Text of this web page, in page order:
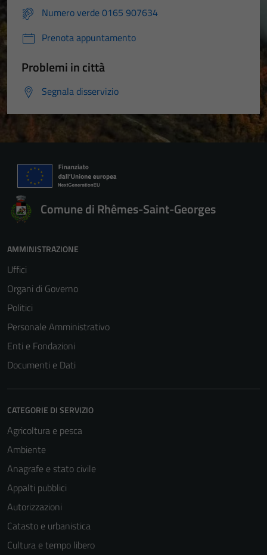
Numero verde 0165 907634
Prenota appuntamento
Problemi in città
Segnala disservizio
Comune di Rhêmes-Saint-Georges
AMMINISTRAZIONE
Uffici
Organi di Governo
Politici
Personale Amministrativo
Enti e Fondazioni
Documenti e Dati
CATEGORIE DI SERVIZIO
Agricoltura e pesca
Ambiente
Anagrafe e stato civile
Appalti pubblici
Autorizzazioni
Catasto e urbanistica
Cultura e tempo libero